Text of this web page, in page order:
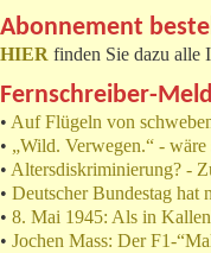
Abonnement
HIER finden Sie dazu alle
Fernschreiber-
• Auf Flügeln von
• „Wild. Verwegen.“ -
• Altersdiskriminierung? -
• Deutscher Bundestag hat
• 8. Mai 1945: Als in
• Jochen Mass: Der F1-